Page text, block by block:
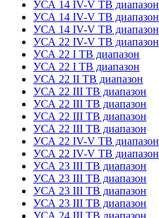
УСА 14 IV-V ТВ диапазон
УСА 14 IV-V ТВ диапазон
УСА 14 IV-V ТВ диапазон
УСА 22 IV-V ТВ диапазон
УСА 22 I ТВ диапазон
УСА 22 I ТВ диапазон
УСА 22 II ТВ диапазон
УСА 22 III ТВ диапазон
УСА 22 III ТВ диапазон
УСА 22 III ТВ диапазон
УСА 22 III ТВ диапазон
УСА 22 IV-V ТВ диапазон
УСА 22 IV-V ТВ диапазон
УСА 23 III ТВ диапазон
УСА 23 III ТВ диапазон
УСА 23 III ТВ диапазон
УСА 23 III ТВ диапазон
УСА 24 III ТВ диапазон